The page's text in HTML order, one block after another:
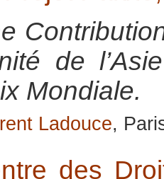
de
Mondiale.
Ladouce,
des